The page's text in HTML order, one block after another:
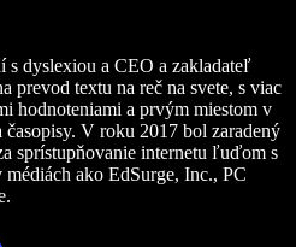
s dyslexiou a CEO a zakladateľ
prevod textu na reč na svete, s viac
hodnoteniami a prvým miestom v
V roku 2017 bol zaradený
sprístupňovanie internetu ľuďom s
ako EdSurge, Inc., PC